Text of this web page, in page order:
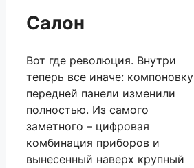
Салон
Вот где революция. Внутри
теперь все иначе: компоновку
передней панели изменили
полностью. Из самого
заметного – цифровая
комбинация приборов и
вынесенный наверх крупный